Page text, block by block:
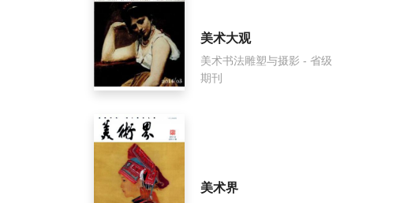
中国画画刊怎么样？
中国画画刊面费如何收取？
中国画画刊是什么级别刊物？
中国画画刊审稿要多久？
中国画画刊是国家级期刊吗？
美术大观
美术书法雕塑与摄影 - 省级
期刊
美术界